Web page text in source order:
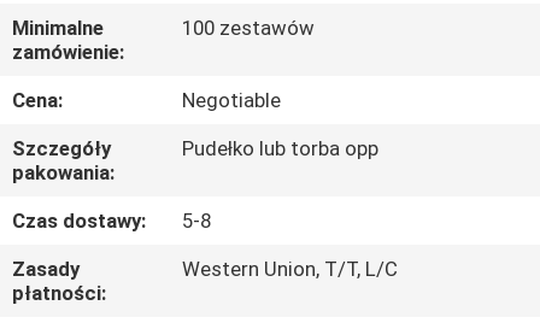
KONTROLA
JAKOŚCI
SKONTAKTUJ
SIĘ
Z
NAMI
Minimalne
zamówienie:
100 zestawów
Cena:
Negotiable
Szczegóły
pakowania:
Pudełko lub torba opp
Czas dostawy:
5-8
Zasady
płatności:
Western Union, T/T, L/C